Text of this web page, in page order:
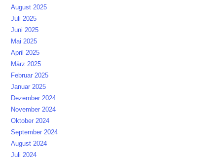
August 2025
Juli 2025
Juni 2025
Mai 2025
April 2025
März 2025
Februar 2025
Januar 2025
Dezember 2024
November 2024
Oktober 2024
September 2024
August 2024
Juli 2024